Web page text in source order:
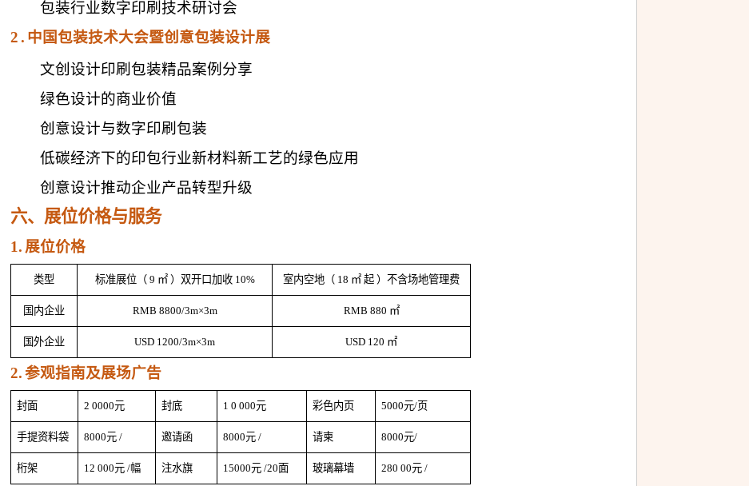
包装行业数字印刷技术研讨会
2. 中国包装技术大会暨创意包装设计展
文创设计印刷包装精品案例分享
绿色设计的商业价值
创意设计与数字印刷包装
低碳经济下的印包行业新材料新工艺的绿色应用
创意设计推动企业产品转型升级
六、展位价格与服务
1. 展位价格
类型 标准展位（ 9 ㎡ ）双开口加收 10% 室内空地（ 18 ㎡ 起 ）不含场地管理费
国内企业 RMB 8800/3m×3m RMB 880 ㎡
国外企业 USD 1200/3m×3m USD 120 ㎡
2.参观指南及展场广告
封面 2 0000元 封底 1 0 000元 彩色内页 5000元/页
手提资料袋 8000元 / 邀请函 8000元 / 请柬 8000元/
桁架 12 000元 /幅 注水旗 15000元 /20面 玻璃幕墙 280 00元 /